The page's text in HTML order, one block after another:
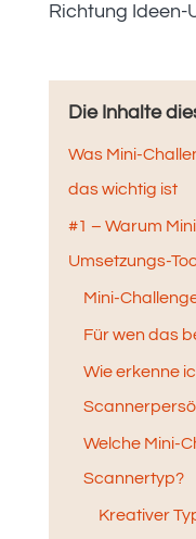
Richtung Ideen-
Die Inhalte
Was Mini-
das wichtig ist
#1 – Warum
Umsetzungs-
Mini-
Für wen das
Wie erkenne
Welche Mini-
Scannertyp?
Kreativer